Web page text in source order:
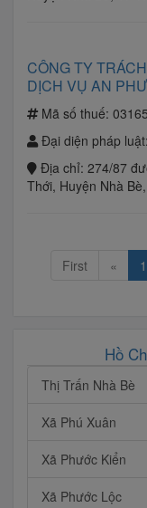
CÔNG TY
DỊCH VỤ AN
Mã số thuế:
Đại diện pháp luật:
Địa chỉ: 274/87
Thới, Huyện Nhà
First « 1
Hồ
Thị Trấn Nhà Bè
Xã Phú Xuân
Xã Phước Kiển
Xã Phước Lộc